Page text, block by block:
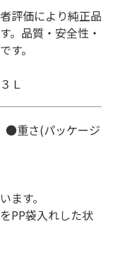
評価により純正品
。品質・安全性・
す。
Ｌ
重さ(パッケージ
ます。
PP袋入れした状